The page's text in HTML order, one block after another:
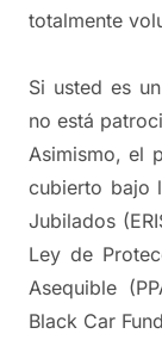
totalmente
Si usted es
no está
Asimismo, el
cubierto bajo
Jubilados
Ley de
Asequible
Black Car